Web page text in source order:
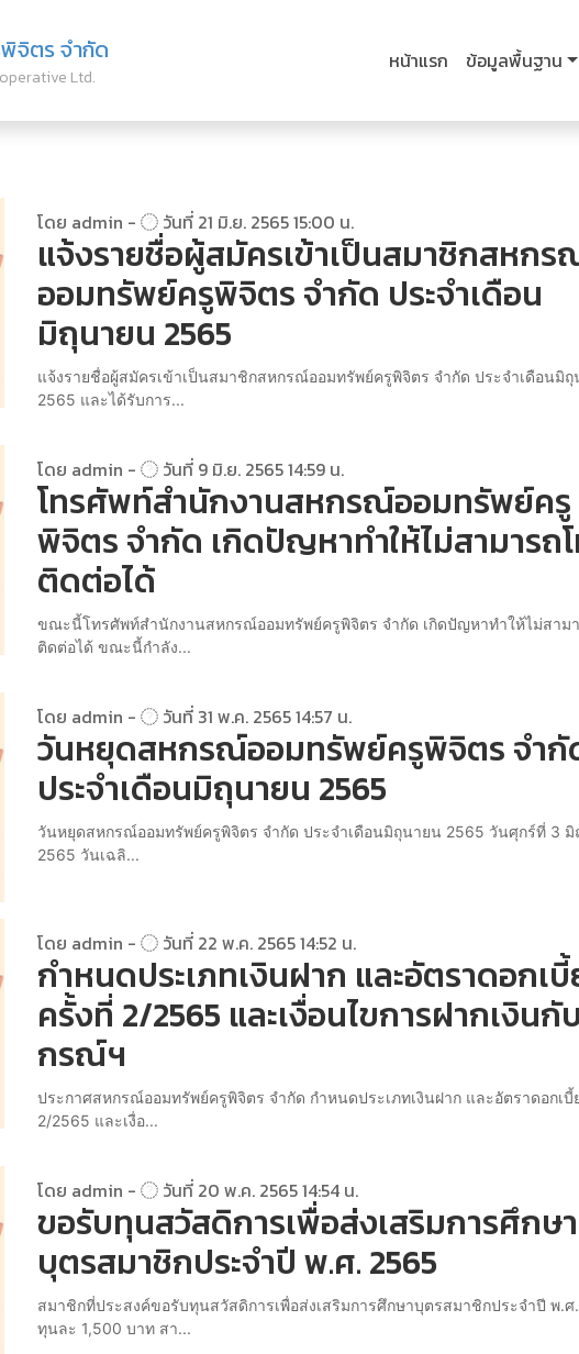
จิตร จำกัด
Ltd.
หน้าแรก ข้อมูลพื้นฐาน
โดย admin - วันที่ 21 มิ.ย. 2565 15:00 น.
แจ้งรายชื่อผู้สมัครเข้าเป็นสมาชิกสหก
ออมทรัพย์ครูพิจิตร จำกัด ประจำเดือน
มิถุนายน 2565
แจ้งรายชื่อผู้สมัครเข้าเป็นสมาชิกสหกรณ์ออมทรัพย์ครูพิจิตร จำกัด ประจำเดือนมิถุ
2565 และได้รับการ...
โดย admin - วันที่ 9 มิ.ย. 2565 14:59 น.
โทรศัพท์สำนักงานสหกรณ์ออมทรัพย์ครู
พิจิตร จำกัด เกิดปัญหาทำให้ไม่สามารถ
ติดต่อได้
ขณะนี้โทรศัพท์สำนักงานสหกรณ์ออมทรัพย์ครูพิจิตร จำกัด เกิดปัญหาทำให้ไม่สาม
ติดต่อได้ ขณะนี้กำลัง...
โดย admin - วันที่ 31 พ.ค. 2565 14:57 น.
วันหยุดสหกรณ์ออมทรัพย์ครูพิจิตร จำกั
ประจำเดือนมิถุนายน 2565
วันหยุดสหกรณ์ออมทรัพย์ครูพิจิตร จำกัด ประจำเดือนมิถุนายน 2565 วันศุกร์ที่ 3 มิ
2565 วันเฉลิ...
โดย admin - วันที่ 22 พ.ค. 2565 14:52 น.
กำหนดประเภทเงินฝาก และอัตราดอกเ
ครั้งที่ 2/2565 และเงื่อนไขการฝากเงินกั
กรณ์ฯ
ประกาศสหกรณ์ออมทรัพย์ครูพิจิตร จำกัด กำหนดประเภทเงินฝาก และอัตราดอกเบี้
2/2565 และเงื่อ...
โดย admin - วันที่ 20 พ.ค. 2565 14:54 น.
ขอรับทุนสวัสดิการเพื่อส่งเสริมการศึกษา
บุตรสมาชิกประจำปี พ.ศ. 2565
สมาชิกที่ประสงค์ขอรับทุนสวัสดิการเพื่อส่งเสริมการศึกษาบุตรสมาชิกประจำปี พ.ศ
ทุนละ 1,500 บาท สา...